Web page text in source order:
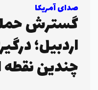
صدای آمریکا
گسترش
اردبیل؛
چندین نقطه